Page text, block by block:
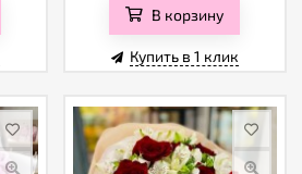
В корзину
Купить в 1 клик